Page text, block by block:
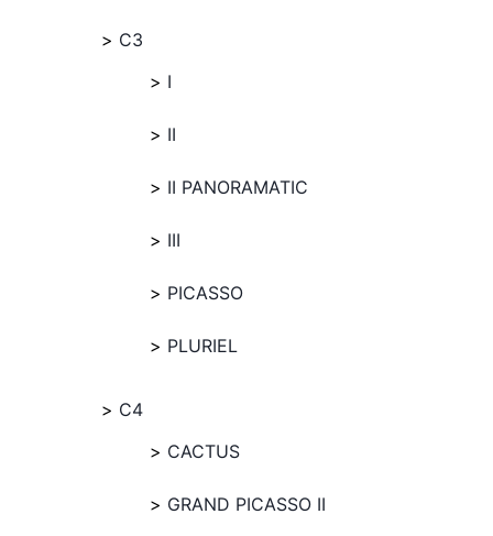
C3
I
II
II PANORAMATIC
III
PICASSO
PLURIEL
C4
CACTUS
GRAND PICASSO II